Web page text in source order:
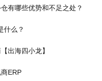
有哪些优势和不足之处？
什么？
出海四小龙】
ERP